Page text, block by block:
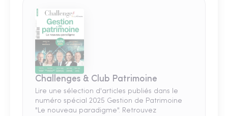
Challenges & Club Patrimoine
Lire une sélection d'articles publiés dans le
numéro spécial 2025 Gestion de Patrimoine
"Le nouveau paradigme". Retrouvez